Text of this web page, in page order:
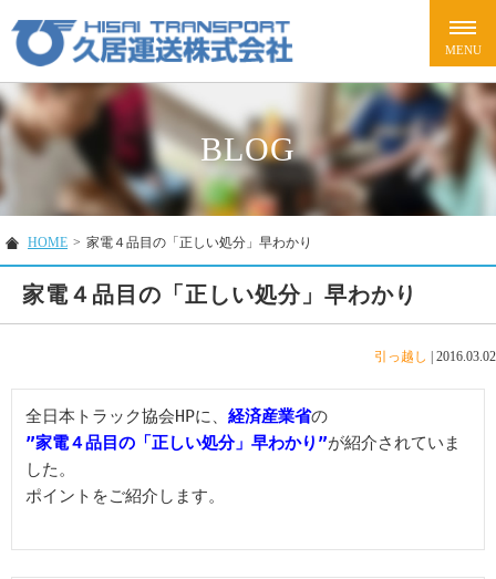
BLOG
HOME > 家電４品目の「正しい処分」早わかり
家電４品目の「正しい処分」早わかり
引っ越し 2016.03.02
全日本トラック協会HPに、 経済産業省
”家電４品目の「正しい処分」早わかり”が紹介されていま
した。
ポイントをご紹介します。